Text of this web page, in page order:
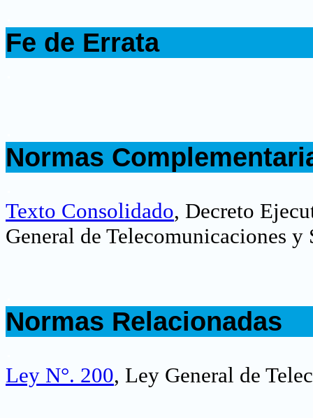
Fe de Errata
Normas
Texto Consolidado, Decreto
General de Telecomunicaciones y
Normas Relacionadas
Ley N°. 200, Ley General de